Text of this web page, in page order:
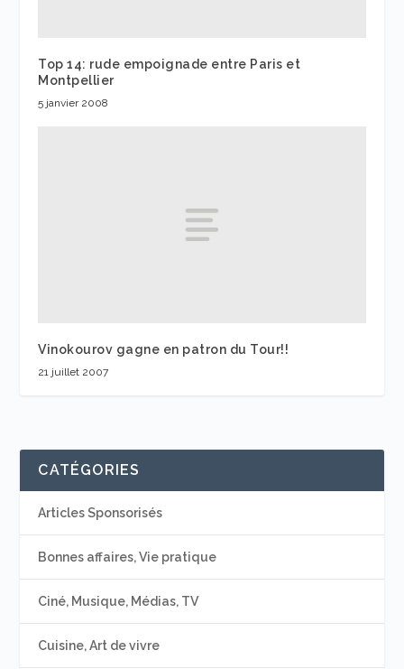
Top 14: rude empoignade entre Paris et
Montpellier
5 janvier 2008
Vinokourov gagne en patron du Tour!!
21 juillet 2007
CATÉGORIES
Articles Sponsorisés
Bonnes affaires, Vie pratique
Ciné, Musique, Médias, TV
Cuisine, Art de vivre